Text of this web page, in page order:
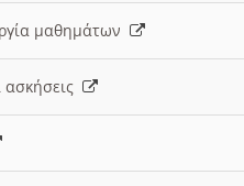
μαθημάτων
ασκήσεις